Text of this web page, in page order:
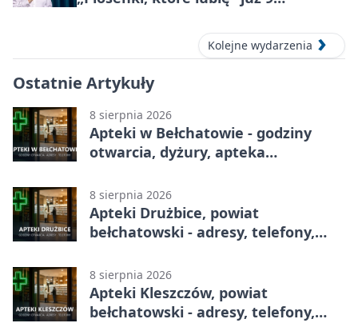
Kolejne wydarzenia
Ostatnie Artykuły
8 sierpnia 2026
Apteki w Bełchatowie - godziny
otwarcia, dyżury, apteka
8 sierpnia 2026
Apteki Drużbice, powiat
bełchatowski - adresy, telefony,
8 sierpnia 2026
Apteki Kleszczów, powiat
bełchatowski - adresy, telefony,